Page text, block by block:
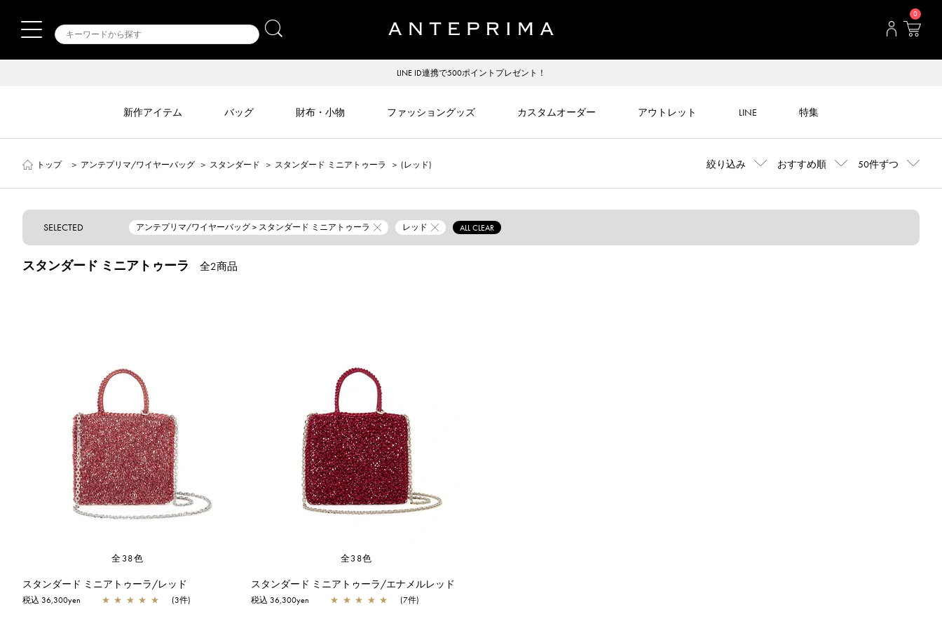
0
LINE ID連携で500ポイントプレゼント！
新作アイテム バッグ 財布・小物 ファッショングッズ カスタムオーダー アウトレット LINE 特集
トップ ＞ アンテプリマ/ワイヤーバッグ ＞ スタンダード ＞ スタンダード ミニアトゥーラ ＞ (レッド) 絞り込み おすすめ順 50件ずつ
SELECTED アンテプリマ/ワイヤーバッグ > スタンダード ミニアトゥーラ レッド ALL CLEAR
スタンダード ミニアトゥーラ 全2商品
全38色
スタンダード ミニアトゥーラ/レッド
税込 36,300yen ★ ★ ★ ★ ★ (3件)
全38色
スタンダード ミニアトゥーラ/エナメルレッド
税込 36,300yen ★ ★ ★ ★ ★ (7件)